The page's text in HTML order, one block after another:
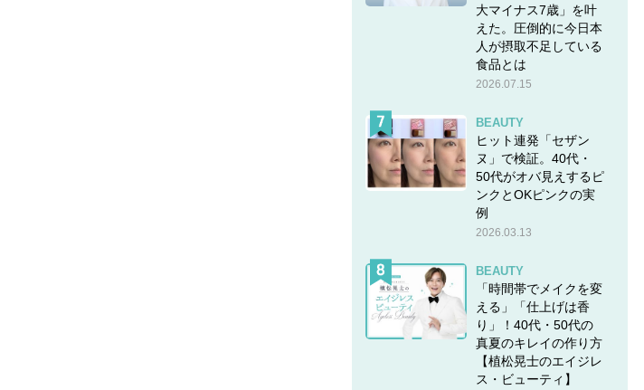
大マイナス7歳」を叶
えた。圧倒的に今日本
人が摂取不足している
食品とは
2026.07.15
BEAUTY
ヒット連発「セザン
ヌ」で検証。40代・
50代がオバ見えするピ
ンクとOKピンクの実
例
2026.03.13
BEAUTY
「時間帯でメイクを変
える」「仕上げは香
り」！40代・50代の
真夏のキレイの作り方
【植松晃士のエイジレ
ス・ビューティ】